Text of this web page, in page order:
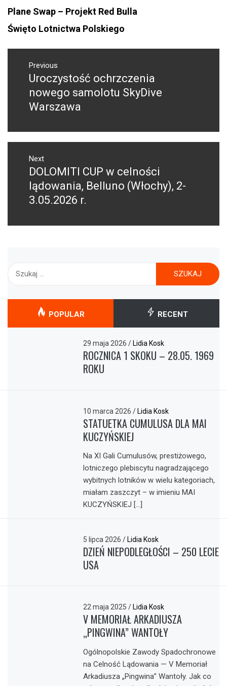
Plane Swap – Projekt Red Bulla
Święto Lotnictwa Polskiego
NAWIGACJA
WPISUPrevious
Previous
post:
Uroczystość ochrzczenia
nowego samolotu SkyDive
Warszawa
Next
Next
post:
DOLOMITI CUP w celności
lądowania, Belluno (Włochy), 2-
3.05.2026 r.
POPULAR RECENT
29 maja 2026/ Lidia Kosk
ROCZNICA 1 SKOKU – 28.05. 1969
ROKU
10 marca 2026/ Lidia Kosk
STATUETKA CUMULUSA DLA MAI
KUCZYŃSKIEJ
Na XI Gali Cumulusów, prestiżowego,
lotniczego plebiscytu nagradzającego
wybitnych lotników w wielu kategoriach,
miałam zaszczyt – w imieniu MAI
KUCZYŃSKIEJ […]
5 lipca 2026/ Lidia Kosk
DZIEŃ NIEPODLEGŁOŚCI – 250 LECIE
USA
22 maja 2025/ Lidia Kosk
V MEMORIAŁ ARKADIUSZA
„PINGWINA” WANTOŁY
Ogólnopolskie Zawody Spadochronowe
na Celność Lądowania — V Memoriał
Arkadiusza „Pingwina” Wantoły. Jak co